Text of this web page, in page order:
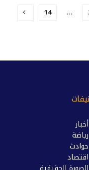
…
14
أخبار
رياضة
حوادث
اقتصاد